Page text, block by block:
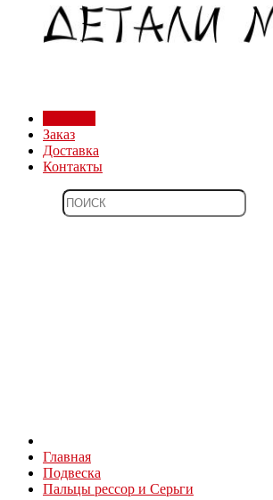
Заказ
Доставка
Контакты
Главная
Подвеска
Пальцы рессор и Серьги